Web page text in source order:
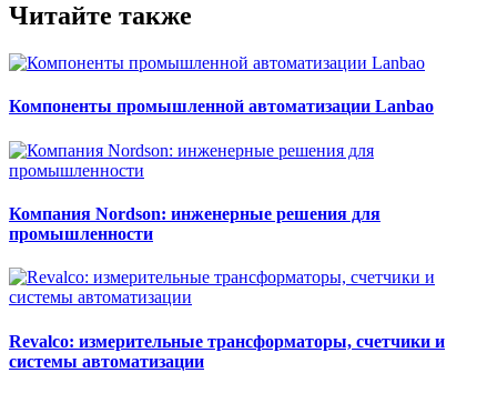
Читайте также
Компоненты промышленной автоматизации Lanbao
Компания Nordson: инженерные решения для
промышленности
Revalco: измерительные трансформаторы, счетчики и
системы автоматизации